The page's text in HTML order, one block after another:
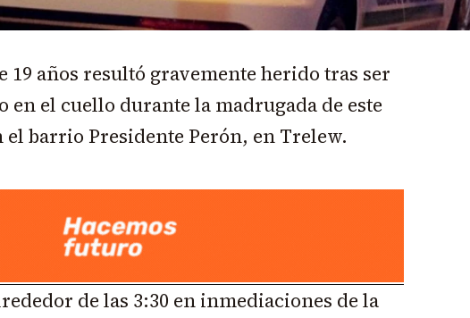
19 años resultó gravemente herido tras ser
en el cuello durante la madrugada de este
el barrio Presidente Perón, en Trelew.
de las 3:30 en inmediaciones de la